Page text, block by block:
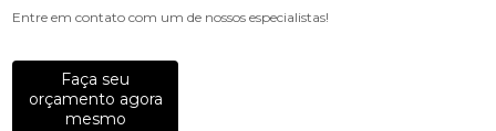
Entre em contato com um de nossos especialistas!
Faça seu
orçamento agora
mesmo